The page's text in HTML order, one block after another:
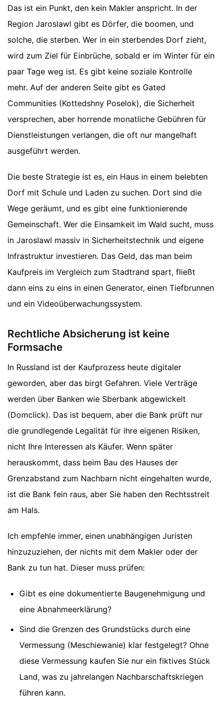
Das ist ein Punkt, den kein Makler anspricht. In der
Region Jaroslawl gibt es Dörfer, die boomen, und
solche, die sterben. Wer in ein sterbendes Dorf zieht,
wird zum Ziel für Einbrüche, sobald er im Winter für ein
paar Tage weg ist. Es gibt keine soziale Kontrolle
mehr. Auf der anderen Seite gibt es Gated
Communities (Kottedshny Poselok), die Sicherheit
versprechen, aber horrende monatliche Gebühren für
Dienstleistungen verlangen, die oft nur mangelhaft
ausgeführt werden.
Die beste Strategie ist es, ein Haus in einem belebten
Dorf mit Schule und Laden zu suchen. Dort sind die
Wege geräumt, und es gibt eine funktionierende
Gemeinschaft. Wer die Einsamkeit im Wald sucht, muss
in Jaroslawl massiv in Sicherheitstechnik und eigene
Infrastruktur investieren. Das Geld, das man beim
Kaufpreis im Vergleich zum Stadtrand spart, fließt
dann eins zu eins in einen Generator, einen Tiefbrunnen
und ein Videoüberwachungssystem.
Rechtliche Absicherung ist keine
Formsache
In Russland ist der Kaufprozess heute digitaler
geworden, aber das birgt Gefahren. Viele Verträge
werden über Banken wie Sberbank abgewickelt
(Domclick). Das ist bequem, aber die Bank prüft nur
die grundlegende Legalität für ihre eigenen Risiken,
nicht Ihre Interessen als Käufer. Wenn später
herauskommt, dass beim Bau des Hauses der
Grenzabstand zum Nachbarn nicht eingehalten wurde,
ist die Bank fein raus, aber Sie haben den Rechtsstreit
am Hals.
Ich empfehle immer, einen unabhängigen Juristen
hinzuzuziehen, der nichts mit dem Makler oder der
Bank zu tun hat. Dieser muss prüfen:
Gibt es eine dokumentierte Baugenehmigung und
eine Abnahmeerklärung?
Sind die Grenzen des Grundstücks durch eine
Vermessung (Meschiewanie) klar festgelegt? Ohne
diese Vermessung kaufen Sie nur ein fiktives Stück
Land, was zu jahrelangen Nachbarschaftskriegen
führen kann.